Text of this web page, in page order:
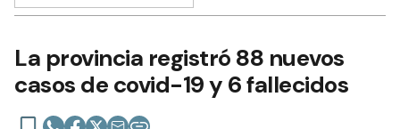
La provincia registró 88 nuevos
casos de covid-19 y 6 fallecidos